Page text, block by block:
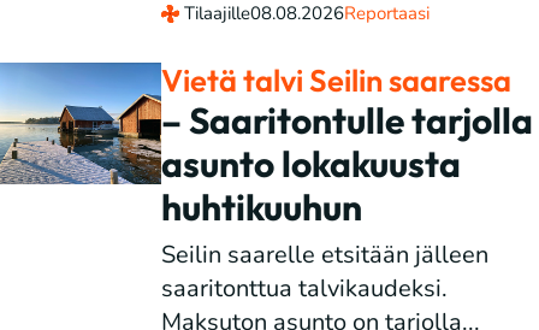
Tilaajille08.08.2026Reportaasi
Vietä talvi Seilin saaressa
– Saaritontulle tarjolla
asunto lokakuusta
huhtikuuhun
Seilin saarelle etsitään jälleen
saaritonttua talvikaudeksi.
Maksuton asunto on tarjolla...